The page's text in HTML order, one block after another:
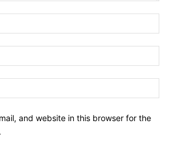
and website in this browser for the